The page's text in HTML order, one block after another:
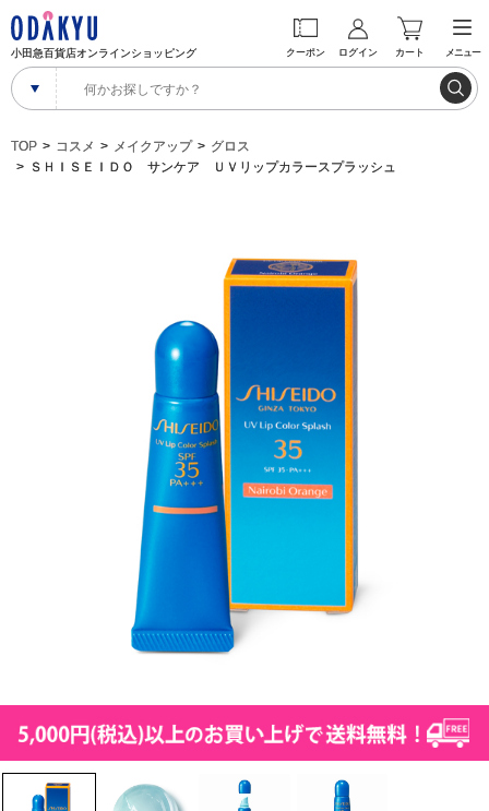
小田急百貨店オンラインショッピング クーポン ログイン カート メニュー
TOP コスメ メイクアップ
グロス
ＳＨＩＳＥＩＤＯ サンケア ＵＶリップカラースプラッシュ